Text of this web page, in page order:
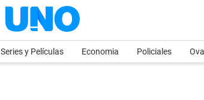
Series y Películas Economia Policiales